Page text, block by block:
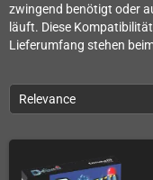
zwingend benötigt oder
läuft. Diese
Lieferumfang stehen
Relevance